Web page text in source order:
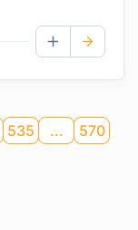
AJOUTER
535 ...
570